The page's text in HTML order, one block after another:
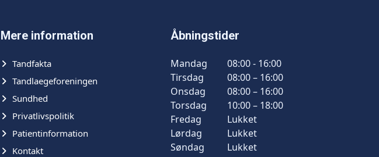
Mere information
Tandfakta
Tandlaegeforeningen
Sundhed
Privatlivspolitik
Patientinformation
Kontakt
Åbningstider
Mandag
08:00 - 16:00
Tirsdag
08:00 – 16:00
Onsdag
08:00 – 16:00
Torsdag
10:00 – 18:00
Fredag
Lukket
Lørdag
Lukket
Søndag
Lukket